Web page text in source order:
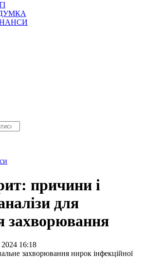
причини і
для
захворювання
2024 16:18
захворювання нирок інфекційної